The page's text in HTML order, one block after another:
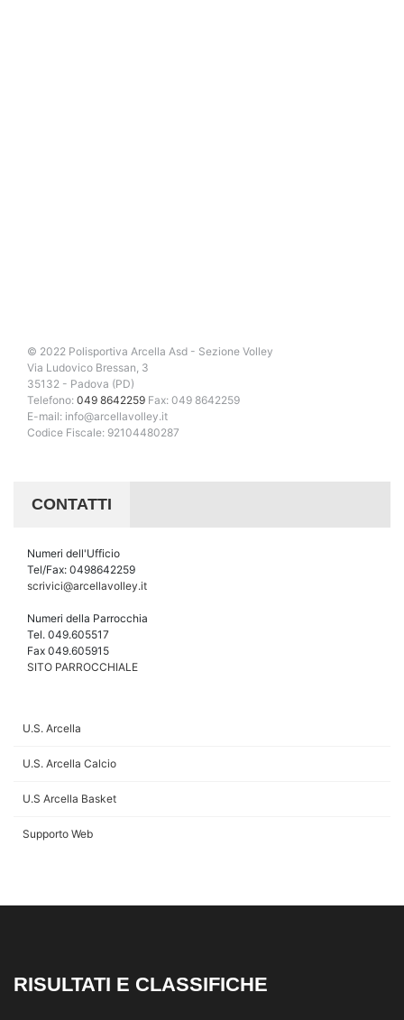
© 2022 Polisportiva Arcella Asd - Sezione Volley
Via Ludovico Bressan, 3
35132 - Padova (PD)
Telefono: 049 8642259 Fax: 049 8642259
E-mail: info@arcellavolley.it
Codice Fiscale: 92104480287
CONTATTI
Numeri dell'Ufficio
Tel/Fax: 0498642259
scrivici@arcellavolley.it
Numeri della Parrocchia
Tel. 049.605517
Fax 049.605915
SITO PARROCCHIALE
U.S. Arcella
U.S. Arcella Calcio
U.S Arcella Basket
Supporto Web
RISULTATI E CLASSIFICHE